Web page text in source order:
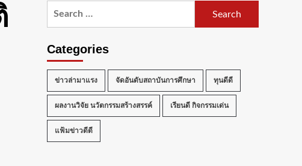
Categories
ข่าวล่ามาแรง จัดอันดับสถาบันการศึกษา ทุนดีดี
ผลงานวิจัย นวัตกรรมสร้างสรรค์ เรียนดี กิจกรรมเด่น
แฟ้มข่าวดีดี